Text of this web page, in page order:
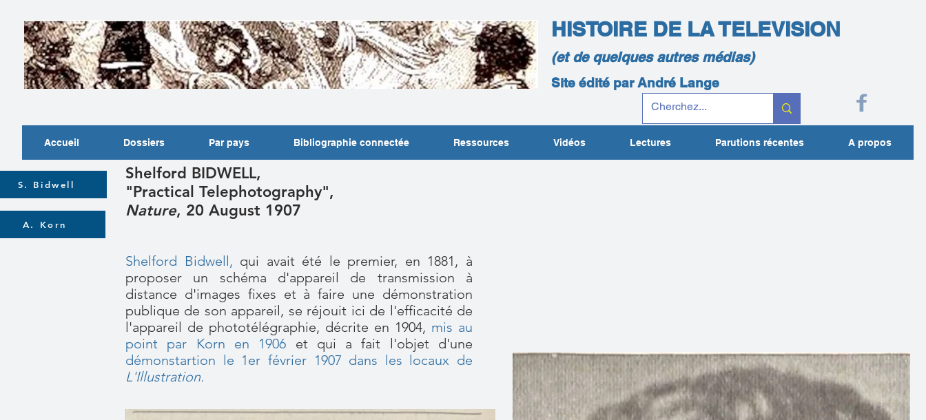
HISTOIRE DE LA TELEVISION
(et de quelques autres médias)
Site édité par André Lange
Accueil Dossiers Par pays Bibliographie connectée Ressources Vidéos Lectures Parutions récentes A propos
S. Bidwell
A. Korn
Shelford BIDWELL,
"Practical Telephotography",
Nature, 20 August 1907
Shelford Bidwell, qui avait été le premier, en 1881, à
proposer un schéma d'appareil de transmission à
distance d'images fixes et à faire une démonstration
publique de son appareil, se réjouit ici de l'efficacité de
l'appareil de phototélégraphie, décrite en 1904, mis au
point par Korn en 1906 et qui a fait l'objet d'une
démonstartion le 1er février 1907 dans les locaux de
L'Illustration.